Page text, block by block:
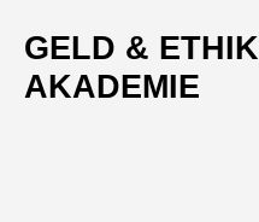
content
GELD & ETHIK
AKADEMIE